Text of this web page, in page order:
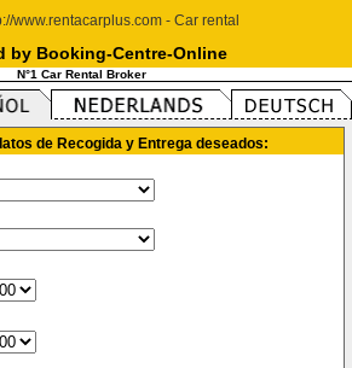
by Booking-Centre-Online
N°1 Car Rental Broker
de Recogida y Entrega deseados: